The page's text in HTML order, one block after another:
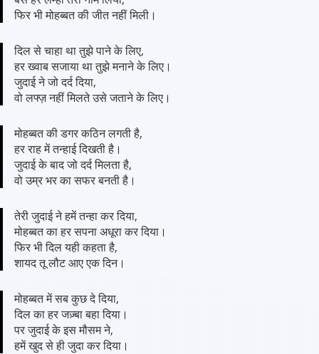
फिर भी मोहब्बत की जीत नहीं मिली।
दिल से चाहा था तुझे पाने के लिए,
हर ख्वाब सजाया था तुझे मनाने के लिए।
जुदाई ने जो दर्द दिया,
वो लफ्ज़ नहीं मिलते उसे जताने के लिए।
मोहब्बत की डगर कठिन लगती है,
हर राह में तन्हाई दिखती है।
जुदाई के बाद जो दर्द मिलता है,
वो उम्र भर का सफर बनती है।
तेरी जुदाई ने हमें तन्हा कर दिया,
मोहब्बत का हर सपना अधूरा कर दिया।
फिर भी दिल यही कहता है,
शायद तू लौट आए एक दिन।
मोहब्बत में सब कुछ दे दिया,
दिल का हर जज़्बा बहा दिया।
पर जुदाई के इस मौसम ने,
हमें खुद से ही जुदा कर दिया।